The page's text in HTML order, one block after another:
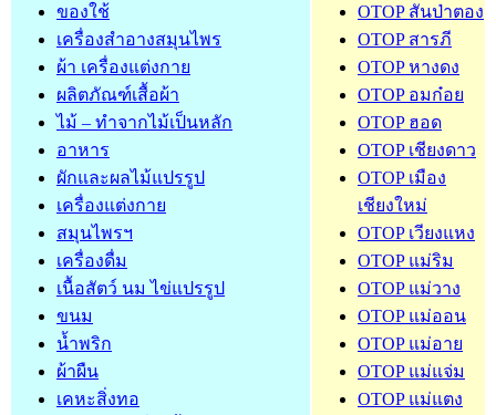
OTOP สันป่าตอง
OTOP สารภี
OTOP หางดง
OTOP อมก๋อย
OTOP ฮอด
OTOP เชียงดาว
OTOP เมือง
เชียงใหม่
OTOP เวียงแหง
OTOP แม่ริม
OTOP แม่วาง
OTOP แม่ออน
OTOP แม่อาย
OTOP แม่แจ่ม
OTOP แม่แตง
ของใช้
เครื่องสำอางสมุนไพร
ผ้า เครื่องแต่งกาย
ผลิตภัณฑ์เสื้อผ้า
ไม้ – ทำจากไม้เป็นหลัก
อาหาร
ผักและผลไม้แปรรูป
เครื่องแต่งกาย
สมุนไพรฯ
เครื่องดื่ม
เนื้อสัตว์ นม ไข่แปรรูป
ขนม
น้ำพริก
ผ้าผืน
เคหะสิ่งทอ